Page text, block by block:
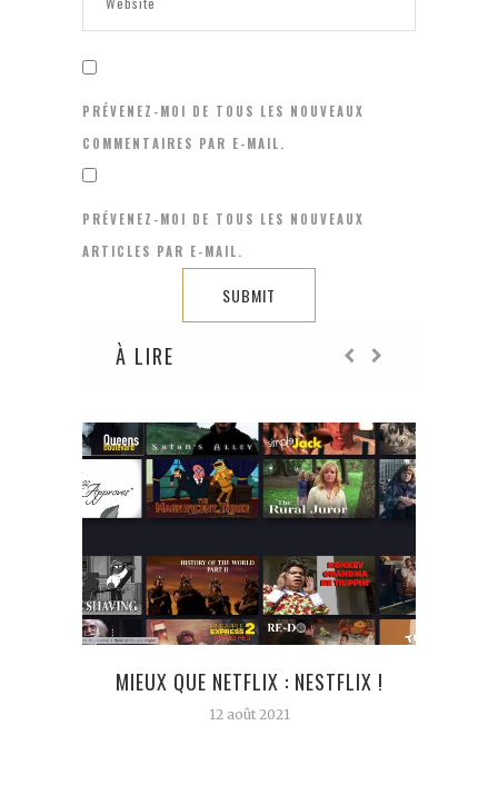
PRÉVENEZ-MOI DE TOUS LES NOUVEAUX
COMMENTAIRES PAR E-MAIL.
PRÉVENEZ-MOI DE TOUS LES NOUVEAUX
ARTICLES PAR E-MAIL.
À LIRE
MIEUX QUE NETFLIX : NESTFLIX !
12 août 2021